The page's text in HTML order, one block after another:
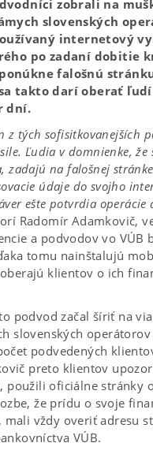
zobrali na
slovenských
internetový
po zadaní dobitie
falošnú
takto darí oberať
dní.
z tých sofisitkovanejších
Ľudia v domnienke, že
zadajú na falošnej
údaje do svojho
ešte potvrdia operácie
Radomír Adamkovič,
a podvodov vo VÚB
tomu nainštalujú
klientov o ich
podvod začal šíriť na
slovenských
podvedených
preto klientov
použili oficiálne stránky
že prídu o svoje
mali vždy overiť adresu
VÚB.